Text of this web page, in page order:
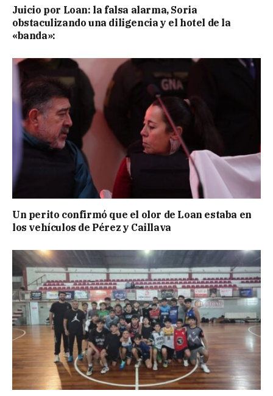
Juicio por Loan: la falsa alarma, Soria
obstaculizando una diligencia y el hotel de la
«banda»:
Un perito confirmó que el olor de Loan estaba en
los vehículos de Pérez y Caillava